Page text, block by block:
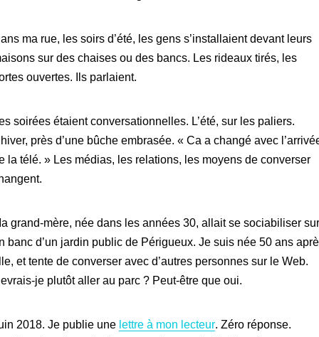
ma rue, les soirs d’été, les gens s’installaient devant leurs
sur des chaises ou des bancs. Les rideaux tirés, les
ouvertes. Ils parlaient.
soirées étaient conversationnelles. L’été, sur les paliers.
près d’une bûche embrasée. « Ca a changé avec
la télé. » Les médias, les relations, les moyens de converser
grand-mère, née dans les années 30, allait se sociabiliser sur
banc d’un jardin public de Périgueux. Je suis née 50 ans
et tente de converser avec d’autres personnes sur le Web.
je plutôt aller au parc ? Peut-être que oui.
2018. Je publie une lettre à mon lecteur. Zéro réponse.